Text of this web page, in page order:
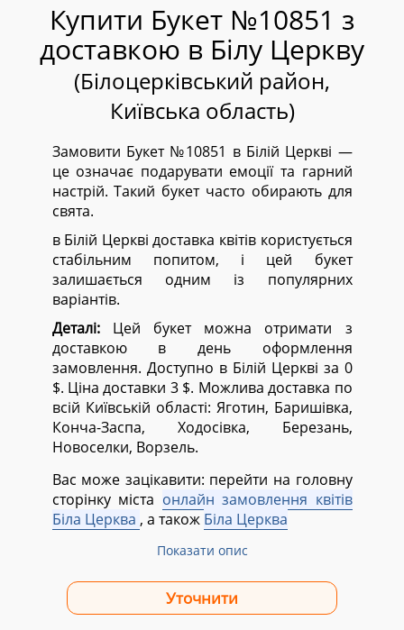
Купити Букет №10851 з
доставкою в Білу Церкву
(Білоцерківський район,
Київська область)
Замовити Букет №10851 в Білій Церкві —
це означає подарувати емоції та гарний
настрій. Такий букет часто обирають для
свята.
в Білій Церкві доставка квітів користується
стабільним попитом, і цей букет
залишається одним із популярних
варіантів.
Деталі:Цей букет можна отримати з
доставкою в день оформлення
замовлення. Доступно в Білій Церкві за 0
$. Ціна доставки 3 $. Можлива доставка по
всій Київській області: Яготин, Баришівка,
Конча-Заспа, Ходосівка, Березань,
Новоселки, Ворзель.
Вас може зацікавити: перейти на головну
сторінку міста онлайн замовлення квітів
Біла Церква , а також Біла Церква
Показати опис